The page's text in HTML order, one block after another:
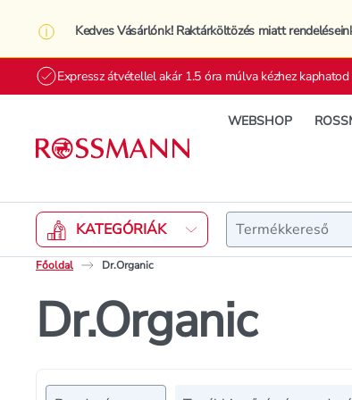
Kedves Vásárlónk! Raktárköltözés miatt
Expressz átvétellel akár 1.5 óra múlva kézhez
WEBSHOP
KATEGÓRIÁK Keresés
Főoldal Dr.Organic
Dr.Organic